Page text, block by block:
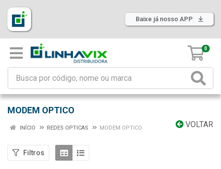
Baixe já nosso APP
0
MODEM OPTICO
VOLTAR
INÍCIO REDES OPTICAS MODEM OPTICO
Filtros